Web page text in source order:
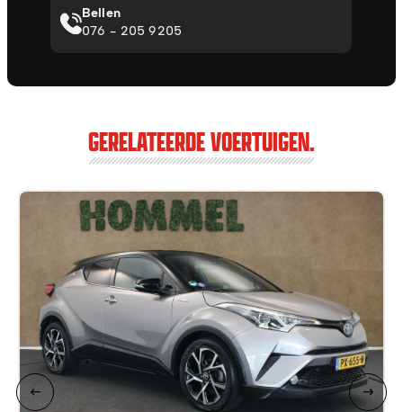
Bellen
076 - 205 9205
GERELATEERDE VOERTUIGEN.